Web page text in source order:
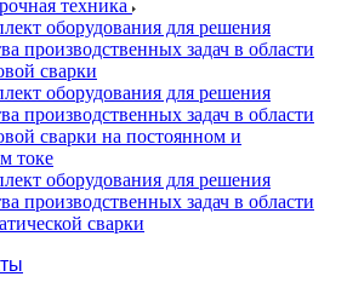
техника
оборудования для решения
производственных задач в области
сварки
оборудования для решения
производственных задач в области
сварки на постоянном и
токе
оборудования для решения
производственных задач в области
сварки